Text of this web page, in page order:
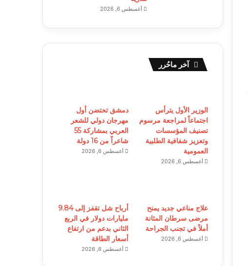
أغسطس 6, 2026
آخر ماحُرر
الوزير الأول يترأس
اجتماعاً لمراجعة مرسوم
تصنيف المؤسسات
وتعزيز شفافية الطلبية
العمومية
أغسطس 6, 2026
دمشق تحتضن أول
مهرجان دولي للشعر
العربي بمشاركة 55
شاعراً من 16 دولة
أغسطس 6, 2026
علاج مناعي جديد يمنح
مرضى سرطان المثانة
أملاً في تجنب الجراحة
أغسطس 6, 2026
أرباح شل تقفز إلى 9.84
مليارات دولار في الربع
الثاني بدعم من ارتفاع
أسعار الطاقة
أغسطس 6, 2026